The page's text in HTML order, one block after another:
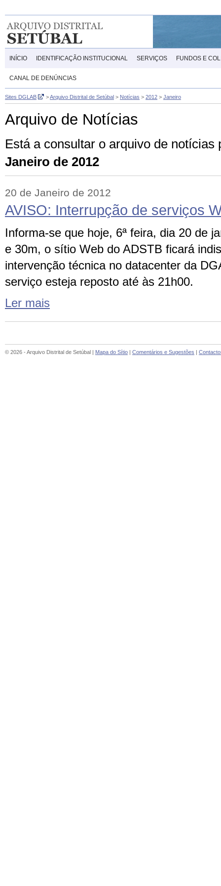
INÍCIO IDENTIFICAÇÃO INSTITUCIONAL SERVIÇOS FUNDOS E
CANAL DE DENÚNCIAS
Sites DGLAB >Arquivo Distrital de Setúbal > Notícias > 2012 > Janeiro
Arquivo de Notícias
Está a consultar o arquivo de notícias
Janeiro de 2012
20 de Janeiro de 2012
AVISO: Interrupção de serviços
Informa-se que hoje, 6ª feira, dia 20 de
e 30m, o sítio Web do ADSTB ficará
intervenção técnica no datacenter da
serviço esteja reposto até às 21h00.
Ler mais
© 2026 - Arquivo Distrital de Setúbal | Mapa do Sítio | Comentários e Sugestões |